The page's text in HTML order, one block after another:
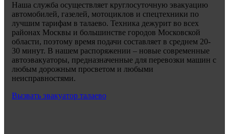
Наша служба осуществляет круглосуточную эвакуацию
автомобилей, газелей, мотоциклов и спецтехники по
лучшим тарифам в талаево. Техника дежурит во всех
районах Москвы и большинстве городов Московской
области, поэтому время подачи составляет в среднем 20-
30 минут. В нашем распоряжении – новые современные
автоэвакуаторы, предназначенные для перевозки машин с
любым дорожным просветом и любыми
неисправностями.
Вызвать эвакуатор талаево